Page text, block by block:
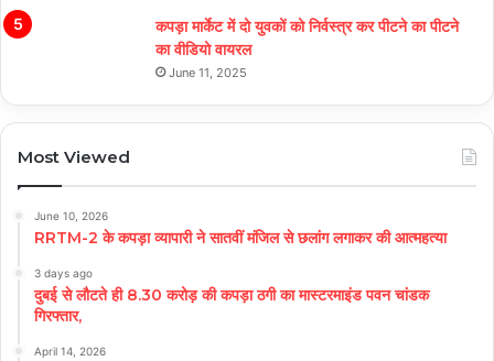
कपड़ा मार्केट में दो युवकों को निर्वस्त्र कर पीटने का पीटने
का वीडियो वायरल
June 11, 2025
Most Viewed
June 10, 2026
RRTM-2 के कपड़ा व्यापारी ने सातवीं मंजिल से छलांग लगाकर की आत्महत्या
3 days ago
दुबई से लौटते ही 8.30 करोड़ की कपड़ा ठगी का मास्टरमाइंड पवन चांडक
गिरफ्तार,
April 14, 2026